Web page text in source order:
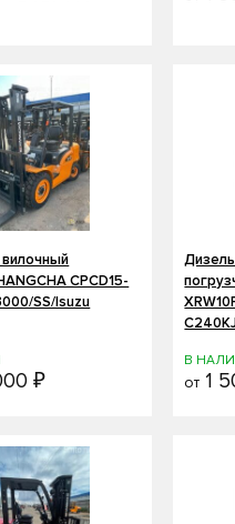
CPCD15-
SS/Isuzu
₽
В
от 1